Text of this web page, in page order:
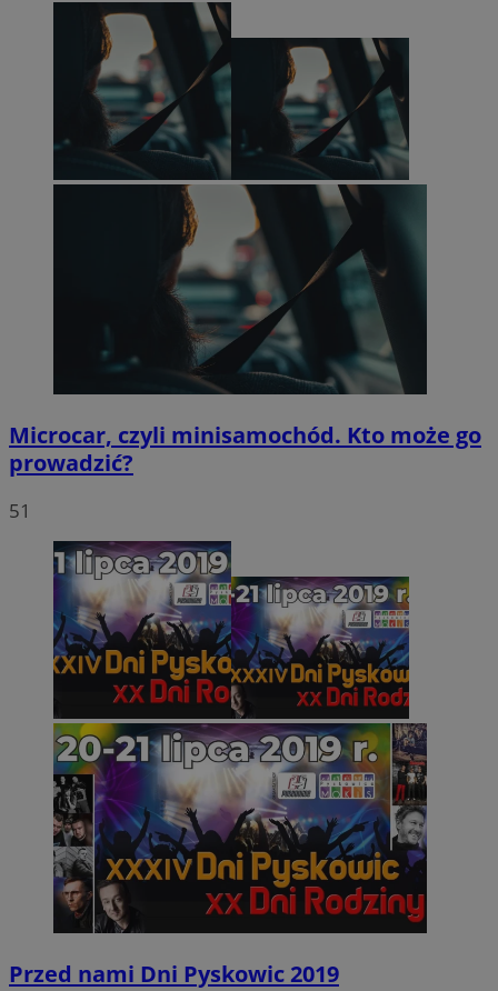
Microcar, czyli minisamochód. Kto może go
prowadzić?
51
Przed nami Dni Pyskowic 2019